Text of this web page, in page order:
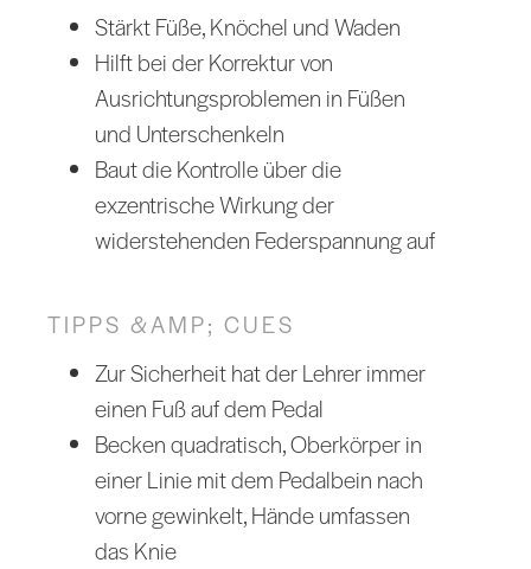
Stärkt Füße, Knöchel und Waden
Hilft bei der Korrektur von
Ausrichtungsproblemen in Füßen
und Unterschenkeln
Baut die Kontrolle über die
exzentrische Wirkung der
widerstehenden Federspannung auf
TIPPS &AMP; CUES
Zur Sicherheit hat der Lehrer immer
einen Fuß auf dem Pedal
Becken quadratisch, Oberkörper in
einer Linie mit dem Pedalbein nach
vorne gewinkelt, Hände umfassen
das Knie